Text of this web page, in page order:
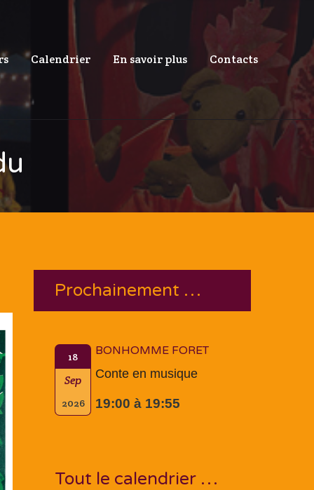
Calendrier En savoir plus Contacts
Prochainement …
18
Sep
2026
BONHOMME FORET
Conte en musique
19:00 à 19:55
Tout le calendrier …